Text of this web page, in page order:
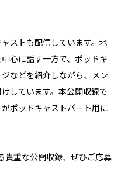
ストも配信しています。地
心に話す一方で、ポッドキ
などを紹介しながら、メン
しています。本公開収録で
ポッドキャストパート用に
貴重な公開収録、ぜひご応募